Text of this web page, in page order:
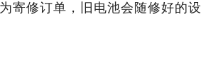
寄修订单，旧电池会随修好的设